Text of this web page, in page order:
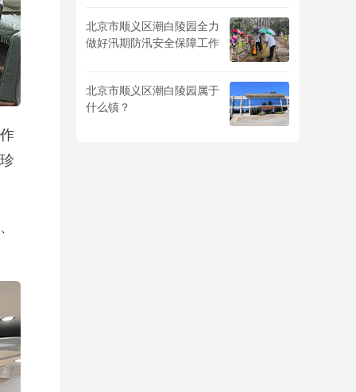
北京市顺义区潮白陵园全力
做好汛期防汛安全保障工作
北京市顺义区潮白陵园属于
什么镇？